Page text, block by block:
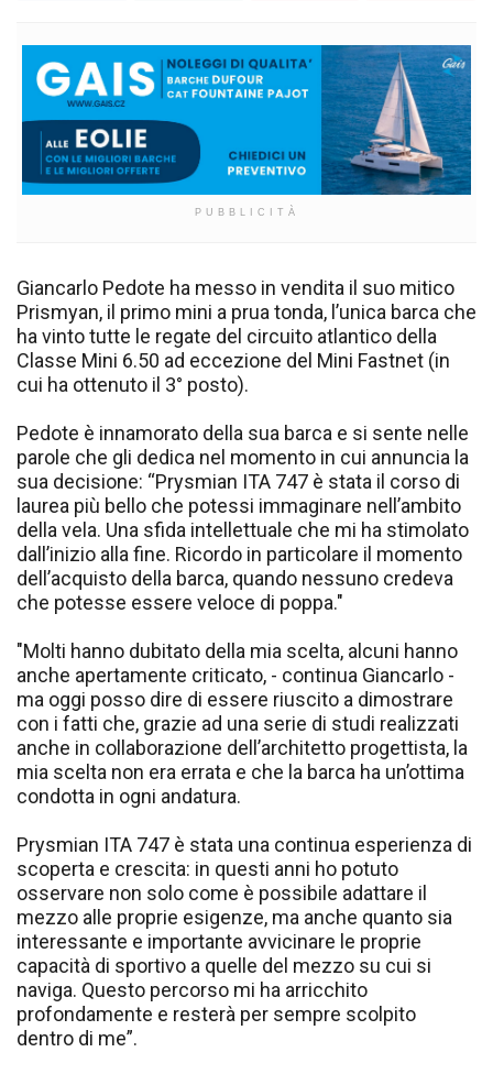
PUBBLICITÀ
Giancarlo Pedote ha messo in vendita il suo mitico
Prismyan, il primo mini a prua tonda, l’unica barca che
ha vinto tutte le regate del circuito atlantico della
Classe Mini 6.50 ad eccezione del Mini Fastnet (in
cui ha ottenuto il 3° posto).
Pedote è innamorato della sua barca e si sente nelle
parole che gli dedica nel momento in cui annuncia la
sua decisione: “Prysmian ITA 747 è stata il corso di
laurea più bello che potessi immaginare nell’ambito
della vela. Una sfida intellettuale che mi ha stimolato
dall’inizio alla fine. Ricordo in particolare il momento
dell’acquisto della barca, quando nessuno credeva
che potesse essere veloce di poppa."
"Molti hanno dubitato della mia scelta, alcuni hanno
anche apertamente criticato, - continua Giancarlo -
ma oggi posso dire di essere riuscito a dimostrare
con i fatti che, grazie ad una serie di studi realizzati
anche in collaborazione dell’architetto progettista, la
mia scelta non era errata e che la barca ha un’ottima
condotta in ogni andatura.
Prysmian ITA 747 è stata una continua esperienza di
scoperta e crescita: in questi anni ho potuto
osservare non solo come è possibile adattare il
mezzo alle proprie esigenze, ma anche quanto sia
interessante e importante avvicinare le proprie
capacità di sportivo a quelle del mezzo su cui si
naviga. Questo percorso mi ha arricchito
profondamente e resterà per sempre scolpito
dentro di me”.